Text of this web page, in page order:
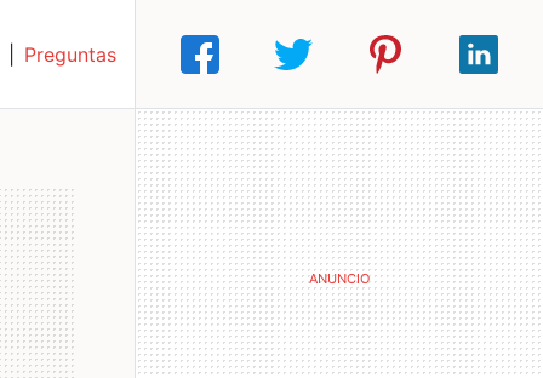
Preguntas